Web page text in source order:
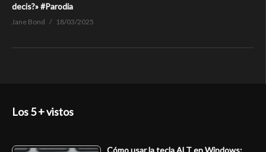
decis?» #Parodia
Jane Bond 18/03/2025
Los 5 + vistos
Cómo usar la tecla ALT en Windows: